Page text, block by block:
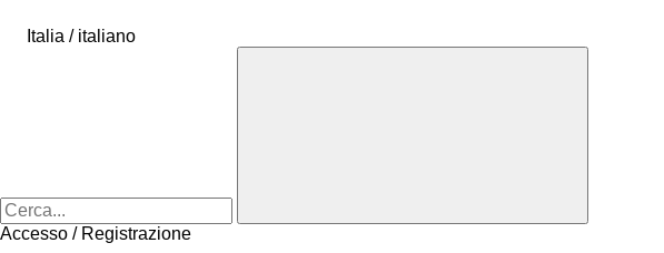
Italia / italiano
Accesso / Registrazione